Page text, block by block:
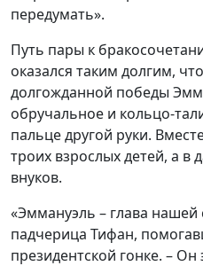
передумать».
Путь пары к
оказался таким долгим,
долгожданной победы
обручальное и кольцо-
пальце другой руки.
троих взрослых детей, а
внуков.
«Эммануэль – глава
падчерица Тифан,
президентской гонке. –